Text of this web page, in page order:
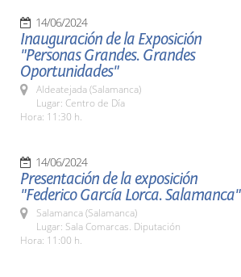
14/06/2024
Inauguración de la Exposición
"Personas Grandes. Grandes
Oportunidades"
Aldeatejada (Salamanca)
Lugar: Centro de Día
Hora: 11:30 h.
14/06/2024
Presentación de la exposición
"Federico García Lorca. Salamanca"
Salamanca (Salamanca)
Lugar: Sala Comarcas. Diputación
Hora: 11:00 h.